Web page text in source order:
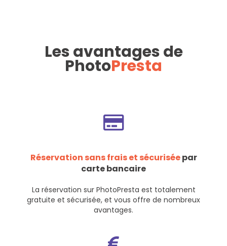
Les avantages de
PhotoPresta
Réservation sans frais et sécuriséepar
carte bancaire
La réservation sur PhotoPresta est totalement
gratuite et sécurisée, et vous offre de nombreux
avantages.